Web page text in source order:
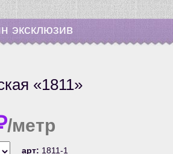
эксклюзив
«1811»
/метр
арт: 1811-1